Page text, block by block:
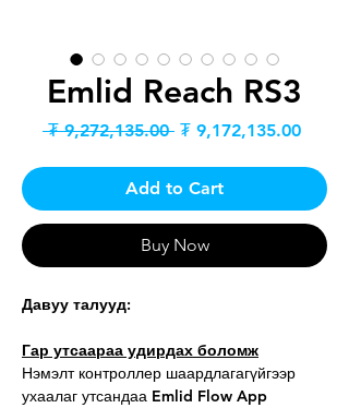
Emlid Reach RS3
₮ 9,272,135.00 Regular
₮ 9,172,135.00Sale
Add to Cart
Buy Now
Давуу талууд:
Гар утсаараа удирдах боломж
Нэмэлт контроллер шаардлагагүйгээр
ухаалаг утсандаа Emlid Flow App